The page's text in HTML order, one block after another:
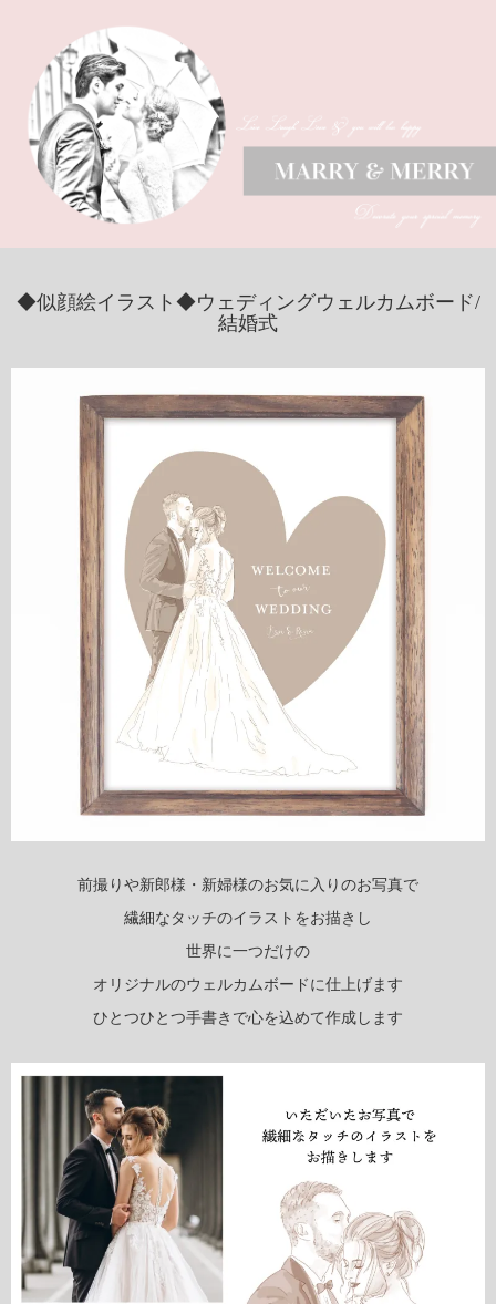
◆似顔絵イラスト◆ウェディングウェルカムボード/
結婚式
前撮りや新郎様・新婦様のお気に入りのお写真で
繊細なタッチのイラストをお描きし
世界に一つだけの
オリジナルのウェルカムボードに仕上げます
ひとつひとつ手書きで心を込めて作成します